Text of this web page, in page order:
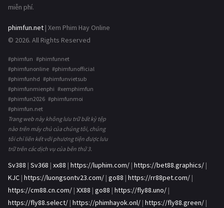
miễn phí.
phimfun.net | Xem Phim Hay Online
© 2026. All Rights Reserved
#phimfun #phimfunnet
#phimfunonline #phimfunofficial
#phimfunhd #phimfunvietsub
#phimfunmienphi #xemphimfun
#phimfun2026 #phimfunmoi
#phimfun.net
Trang web này không lưu trữ bất kỳ tệp
nào trên máy chủ của chúng tôi, chúng
tôi chỉ liên kết với phương tiện được lưu
trữ trên các dịch vụ của bên thứ 3.
Sv388 | Sv368 | xx88 | https://luphim.com/ | https://bet88.graphics/ |
KJC | https://luongsontv23.com/ | go88 | https://rr88pet.com/ |
https://cm88.cn.com/ | XX88 | go88 | https://fly88.uno/ |
https://fly88.select/ | https://phimhayok.onl/ | https://fly88.green/ |